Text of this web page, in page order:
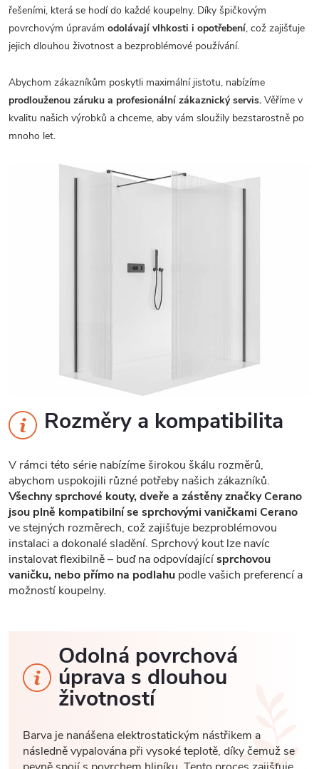
řešeními, která se hodí do každé koupelny. Díky špičkovým
povrchovým úpravám odolávají vlhkosti i opotřebení, což zajišťuje
jejich dlouhou životnost a bezproblémové používání.
Abychom zákazníkům poskytli maximální jistotu, nabízíme
prodlouženou záruku a profesionální zákaznický servis. Věříme v
kvalitu našich výrobků a chceme, aby vám sloužily bezstarostně po
mnoho let.
Rozměry a kompatibilita
V rámci této série nabízíme širokou škálu rozměrů,
abychom uspokojili různé potřeby našich zákazníků.
Všechny sprchové kouty, dveře a zástěny značky Cerano
jsou plně kompatibilní se sprchovými vaničkami Cerano
ve stejných rozměrech, což zajišťuje bezproblémovou
instalaci a dokonalé sladění. Sprchový kout lze navíc
instalovat flexibilně – buď na odpovídajícísprchovou
vaničku, nebo přímo na podlahu podle vašich preferencí a
možností koupelny.
Odolná povrchová
úprava s dlouhou
životností
Barva je nanášena elektrostatickým nástřikem a
následně vypalována při vysoké teplotě, díky čemuž se